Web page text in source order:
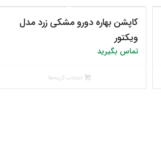
کاپشن بهاره دورو مشکی زرد مدل
ویکتور
تماس بگیرید
انتخاب گزینه‌ها